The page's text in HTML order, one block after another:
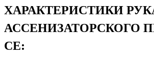
ХАРАКТЕРИСТИКИ
АССЕНИЗАТОРСКОГО
СЕ: